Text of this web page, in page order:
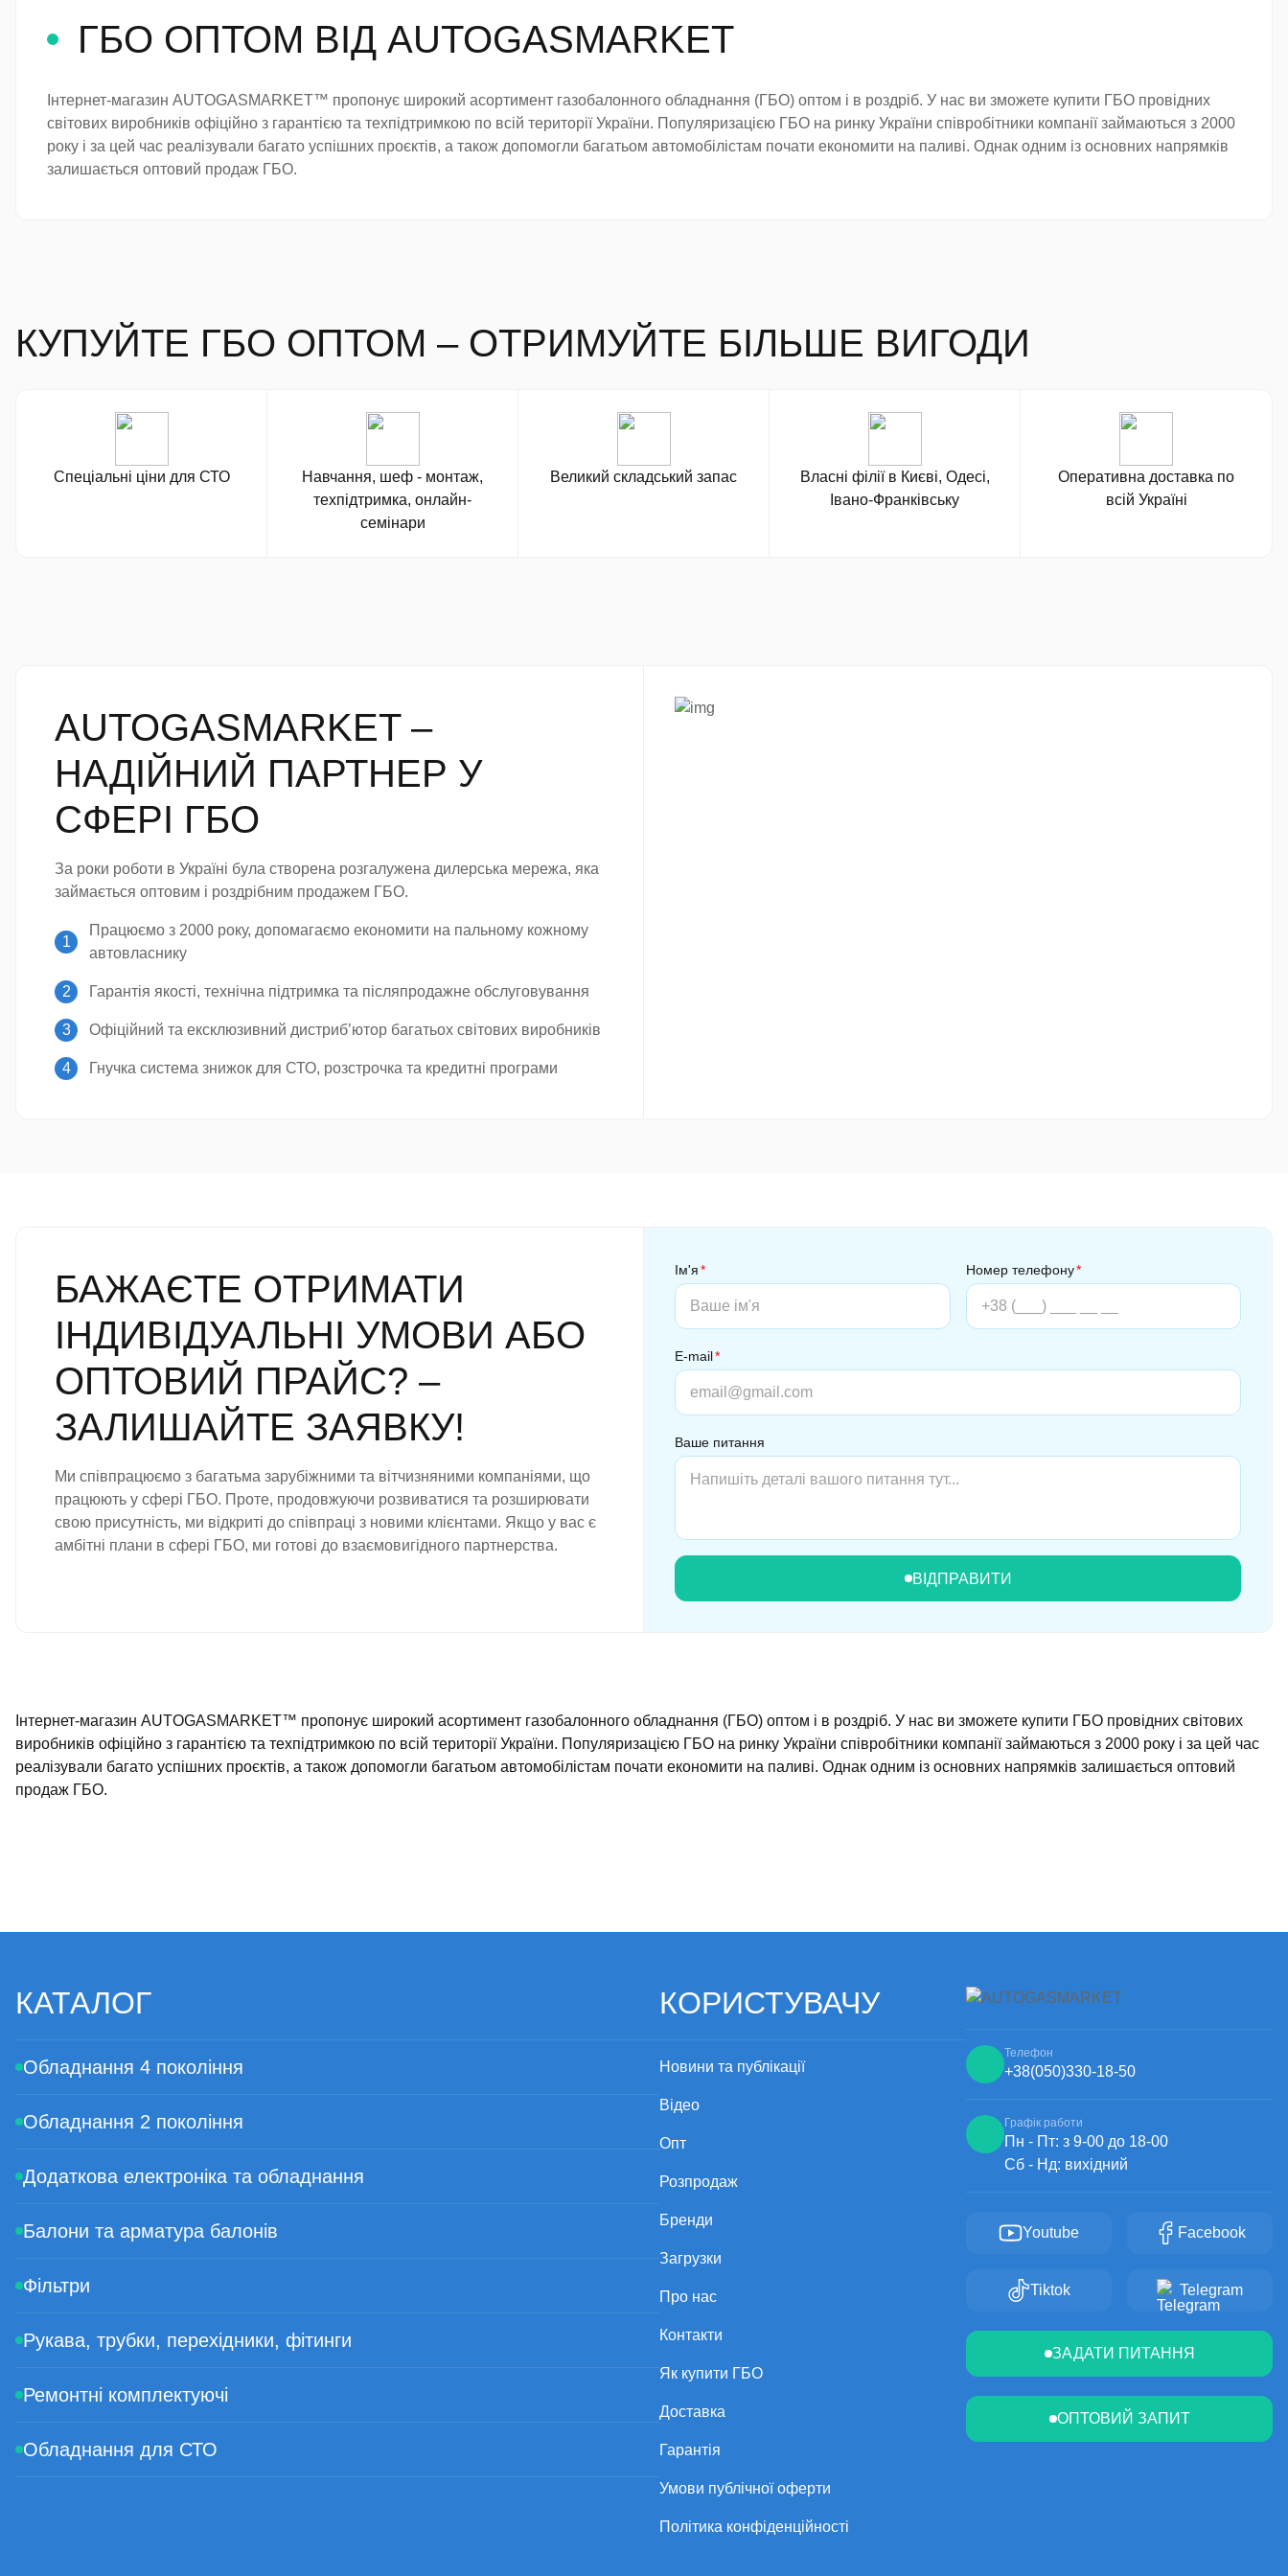
для СТОГБО ОПТОМ ВІД AUTOGASMARKET
Інтернет-магазин AUTOGASMARKET™ пропонує широкий асортимент газобалонного обладнання (ГБО) оптом і в роздріб. У нас ви зможете купити ГБО провідних
світових виробників офіційно з гарантією та техпідтримкою по всій території України. Популяризацією ГБО на ринку України співробітники компанії займаються з 2000
року і за цей час реалізували багато успішних проєктів, а також допомогли багатьом автомобілістам почати економити на паливі. Однак одним із основних напрямків
залишається оптовий продаж ГБО.
КУПУЙТЕ ГБО ОПТОМ – ОТРИМУЙТЕ БІЛЬШЕ ВИГОДИ
Спеціальні ціни для СТО
Навчання, шеф - монтаж,
техпідтримка, онлайн-
семінари
Великий складський запас
Власні філії в Києві, Одесі,
Івано-Франківську
Оперативна доставка по
всій Україні
AUTOGASMARKET –
НАДІЙНИЙ ПАРТНЕР У
СФЕРІ ГБО
За роки роботи в Україні була створена розгалужена дилерська мережа, яка
займається оптовим і роздрібним продажем ГБО.
Працюємо з 2000 року, допомагаємо економити на пальному кожному
автовласнику
Гарантія якості, технічна підтримка та післяпродажне обслуговування
Офіційний та ексклюзивний дистриб’ютор багатьох світових виробників
Гнучка система знижок для СТО, розстрочка та кредитні програми
БАЖАЄТЕ ОТРИМАТИ
ІНДИВІДУАЛЬНІ УМОВИ АБО
ОПТОВИЙ ПРАЙС? –
ЗАЛИШАЙТЕ ЗАЯВКУ!
Ми співпрацюємо з багатьма зарубіжними та вітчизняними компаніями, що
працюють у сфері ГБО. Проте, продовжуючи розвиватися та розширювати
свою присутність, ми відкриті до співпраці з новими клієнтами. Якщо у вас є
амбітні плани в сфері ГБО, ми готові до взаємовигідного партнерства.
Ім'я* Номер телефону*
E-mail*
Ваше питання
ВІДПРАВИТИ
Інтернет-магазин AUTOGASMARKET™ пропонує широкий асортимент газобалонного обладнання (ГБО) оптом і в роздріб. У нас ви зможете купити ГБО провідних світових
виробників офіційно з гарантією та техпідтримкою по всій території України. Популяризацією ГБО на ринку України співробітники компанії займаються з 2000 року і за цей час
реалізували багато успішних проєктів, а також допомогли багатьом автомобілістам почати економити на паливі. Однак одним із основних напрямків залишається оптовий
продаж ГБО.
КАТАЛОГ
Обладнання 4 покоління
Обладнання 2 покоління
Додаткова електроніка та обладнання
Балони та арматура балонів
Фільтри
Рукава, трубки, перехідники, фітинги
Ремонтні комплектуючі
Обладнання для СТО
КОРИСТУВАЧУ
Новини та публікації
Відео
Опт
Розпродаж
Бренди
Загрузки
Про нас
Контакти
Як купити ГБО
Доставка
Гарантія
Умови публічної оферти
Політика конфіденційності
Телефон
+38(050)330-18-50
Графік работи
Пн - Пт: з 9-00 до 18-00
Сб - Нд: вихідний
Youtube Facebook
Tiktok Telegram
ЗАДАТИ ПИТАННЯ
ОПТОВИЙ ЗАПИТ